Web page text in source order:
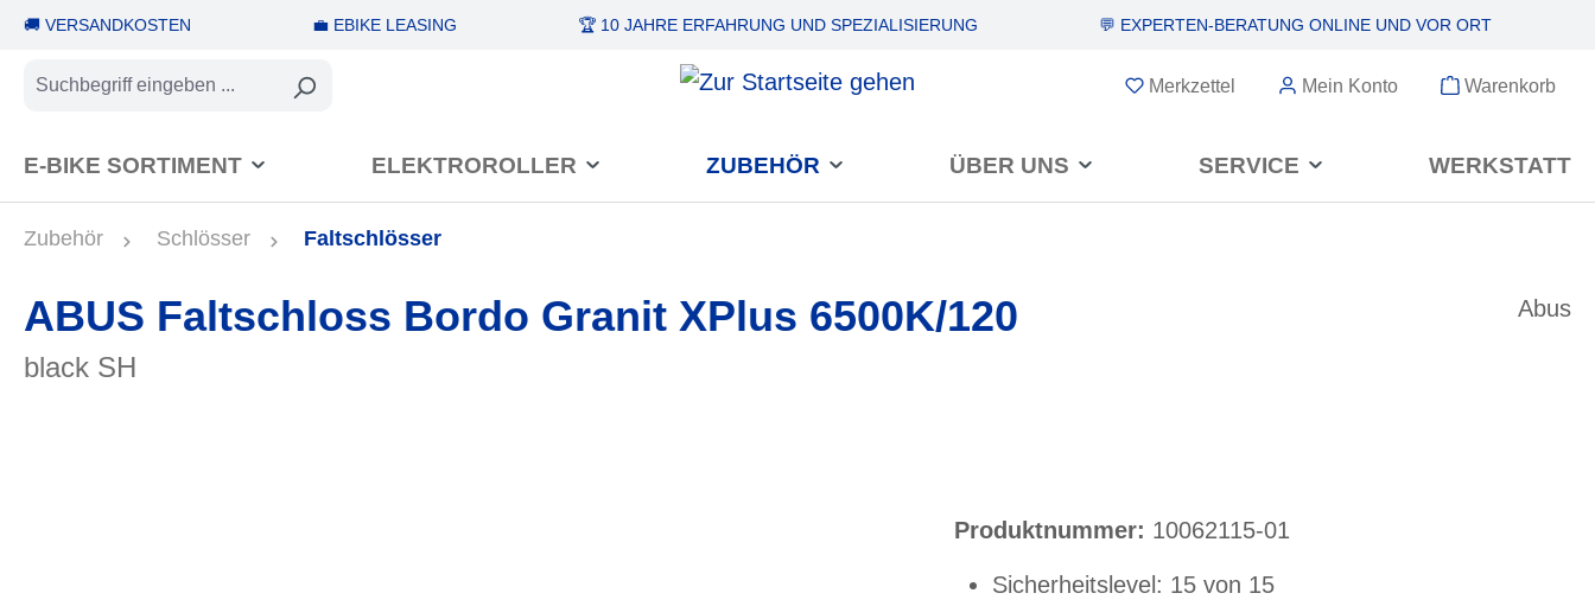
Zur Hauptnavigation springen
🚚 VERSANDKOSTEN 💼 EBIKE LEASING 🏆 10 JAHRE ERFAHRUNG UND SPEZIALISIERUNG 💬 EXPERTEN-BERATUNG ONLINE UND VOR ORT
Merkzettel Mein Konto Warenkorb
E-BIKE SORTIMENT ELEKTROROLLER ZUBEHÖR ÜBER UNS SERVICE WERKSTATT
Zubehör Schlösser Faltschlösser
ABUS Faltschloss Bordo Granit XPlus 6500K/120
black SH
Abus
Produktnummer: 10062115-01
Sicherheitslevel: 15 von 15